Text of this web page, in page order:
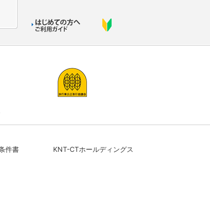
件書 KNT-CTホールディングス